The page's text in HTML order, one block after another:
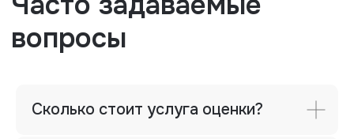
Сколько стоит услуга оценки?
© ООО «Уральское бюро